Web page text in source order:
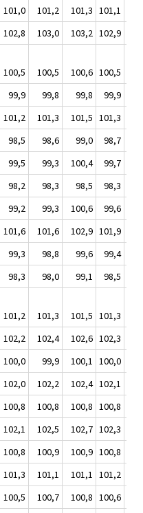
101,0 101,2 101,3 101,1
102,8 103,0 103,2 102,9
100,5 100,5 100,6 100,5
99,9 99,8 99,8 99,9
101,2 101,3 101,5 101,3
98,5 98,6 99,0 98,7
99,5 99,3 100,4 99,7
98,2 98,3 98,5 98,3
99,2 99,3 100,6 99,6
101,6 101,6 102,9 101,9
99,3 98,8 99,6 99,4
98,3 98,0 99,1 98,5
101,2 101,3 101,5 101,3
102,2 102,4 102,6 102,3
100,0 99,9 100,1 100,0
102,0 102,2 102,4 102,1
100,8 100,8 100,8 100,8
102,1 102,5 102,7 102,3
100,8 100,9 100,9 100,8
101,3 101,1 101,1 101,2
100,5 100,7 100,8 100,6